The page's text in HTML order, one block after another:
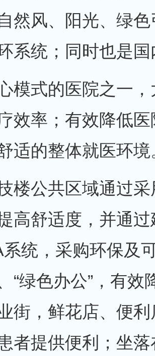
然风、阳光、绿
系统；同时也是
模式的医院之一
效率；有效降低
适的整体就医环境
楼公共区域通过
高舒适度，并通
系统，采购环保及
“绿色办公”，有效
街，鲜花店、便
者提供便利；坐